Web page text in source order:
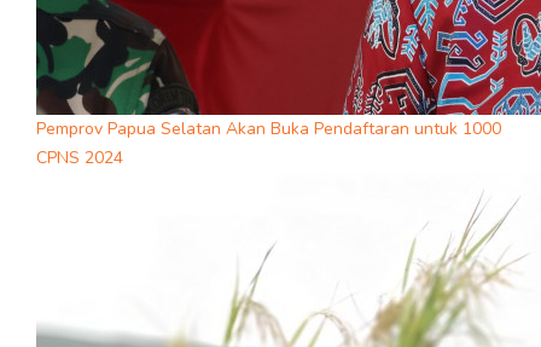
Pemprov Papua Selatan Akan Buka Pendaftaran untuk 1000
CPNS 2024